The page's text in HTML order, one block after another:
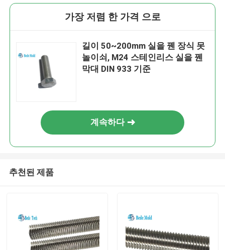
가장 저렴 한 가격 으로
길이 50~200mm 실을 꿴 장식 못
놀이쇠, M24 스테인리스 실을 꿴
막대 DIN 933 기준
계속하다
추천된 제품